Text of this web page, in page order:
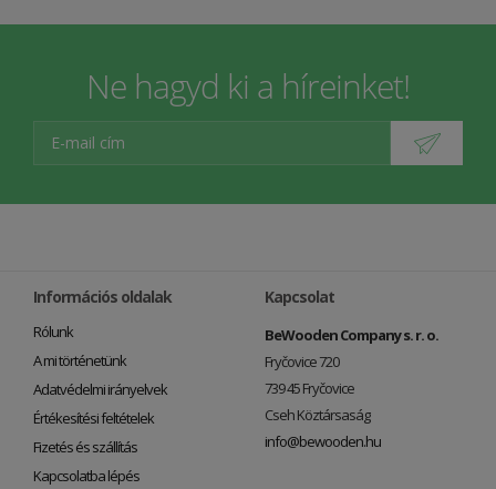
Ne hagyd ki a híreinket!
Információs oldalak
Rólunk
A mi történetünk
Adatvédelmi irányelvek
Értékesítési feltételek
Fizetés és szállítás
Kapcsolatba lépés
Kapcsolat
BeWooden Company s. r. o.
Fryčovice 720
739 45 Fryčovice
Cseh Köztársaság
info@bewooden.hu